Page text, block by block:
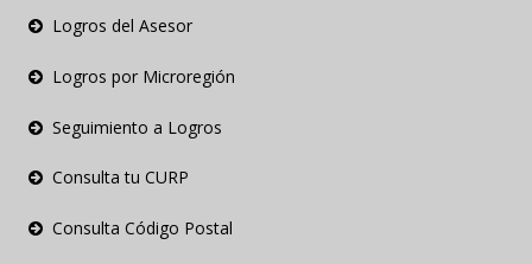
Logros del Asesor
Logros por Microregión
Seguimiento a Logros
Consulta tu CURP
Consulta Código Postal